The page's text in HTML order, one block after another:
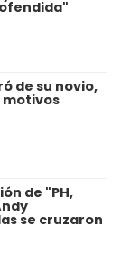
de su novio,
motivos
de "PH,
se cruzaron